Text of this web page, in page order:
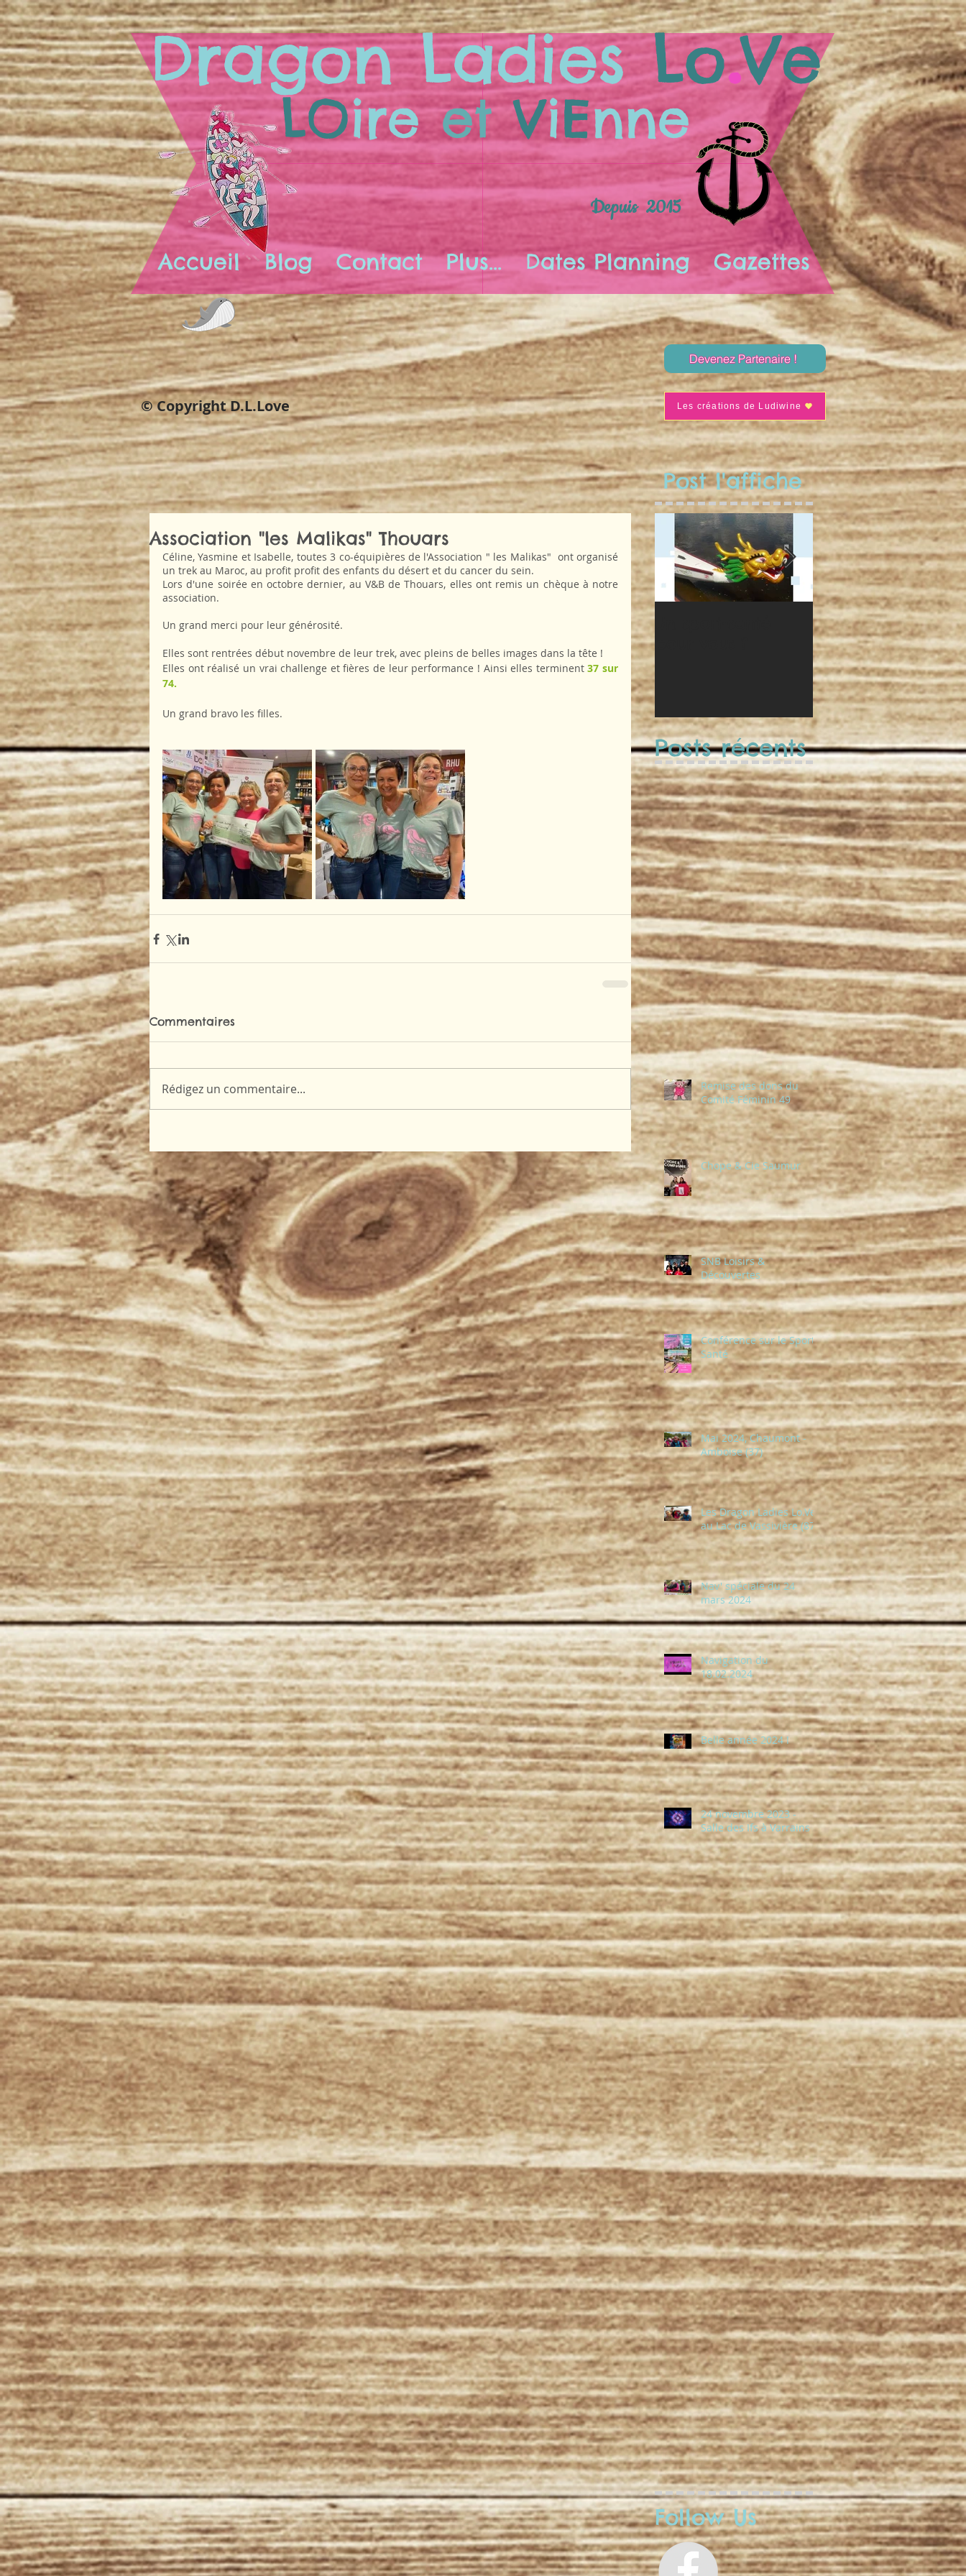
Dragon Ladies Lo.Ve
LOire et ViEnne
Depuis 2015
Accueil Blog Contact Plus... Dates Planning Gazettes
Devenez Partenaire !
© Copyright D.L.Love Les créations de Ludiwine
Post l'affiche
Association "les Malikas" Thouars
Céline, Yasmine et Isabelle, toutes 3 co-équipières de l'Association " les Malikas"  ont organisé
un trek au Maroc, au profit profit des enfants du désert et du cancer du sein.
Lors d'une soirée en octobre dernier, au V&B de Thouars, elles ont remis un chèque à notre
association.
Un grand merci pour leur générosité.
Elles sont rentrées début novembre de leur trek, avec pleins de belles images dans la tête !
Elles ont réalisé un vrai challenge et fières de leur performance ! Ainsi elles terminent 37 sur
74.
Un grand bravo les filles.
Commentaires
Rédigez un commentaire...
Séance de nav' du
10 avril !
Posts récents
Remise des dons du
Comité Féminin 49
Chope & Cie Saumur
SNB Loisirs &
Découvertes
Conférence sur le Sport-
Santé
Mai 2024, Chaumont -
Amboise (37)
Les Dragon Ladies Lo.Ve
au Lac de Vassivière (87)
Nav' spéciale du 24
mars 2024
Navigation du
18.02.2024
Belle année 2024 !
24 novembre 2023 -
Salle des Ifs à Varrains
Follow Us